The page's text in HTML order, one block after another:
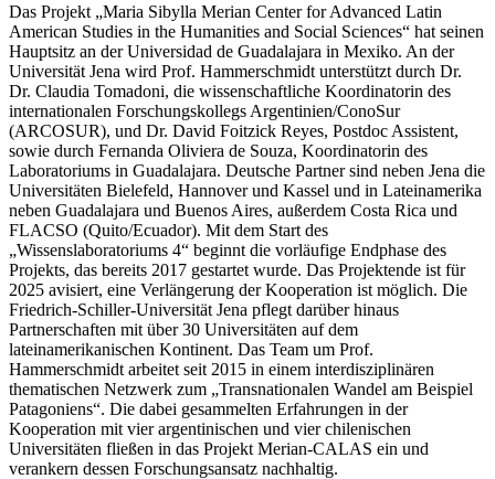
Das Projekt „Maria Sibylla Merian Center for Advanced Latin
American Studies in the Humanities and Social Sciences“ hat seinen
Hauptsitz an der Universidad de Guadalajara in Mexiko. An der
Universität Jena wird Prof. Hammerschmidt unterstützt durch Dr.
Dr. Claudia Tomadoni, die wissenschaftliche Koordinatorin des
internationalen Forschungskollegs Argentinien/ConoSur
(ARCOSUR), und Dr. David Foitzick Reyes, Postdoc Assistent,
sowie durch Fernanda Oliviera de Souza, Koordinatorin des
Laboratoriums in Guadalajara. Deutsche Partner sind neben Jena die
Universitäten Bielefeld, Hannover und Kassel und in Lateinamerika
neben Guadalajara und Buenos Aires, außerdem Costa Rica und
FLACSO (Quito/Ecuador). Mit dem Start des
„Wissenslaboratoriums 4“ beginnt die vorläufige Endphase des
Projekts, das bereits 2017 gestartet wurde. Das Projektende ist für
2025 avisiert, eine Verlängerung der Kooperation ist möglich. Die
Friedrich-Schiller-Universität Jena pflegt darüber hinaus
Partnerschaften mit über 30 Universitäten auf dem
lateinamerikanischen Kontinent. Das Team um Prof.
Hammerschmidt arbeitet seit 2015 in einem interdisziplinären
thematischen Netzwerk zum „Transnationalen Wandel am Beispiel
Patagoniens“. Die dabei gesammelten Erfahrungen in der
Kooperation mit vier argentinischen und vier chilenischen
Universitäten fließen in das Projekt Merian-CALAS ein und
verankern dessen Forschungsansatz nachhaltig.